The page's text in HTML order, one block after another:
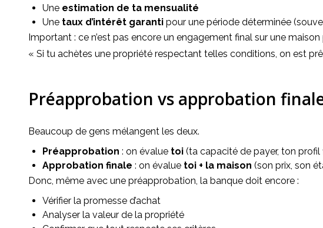
Une estimation de ta mensualité
Une taux d’intérêt garanti pour une période déterminée
Important : ce n’est pas encore un engagement final sur une
« Si tu achètes une propriété respectant telles conditions, on est
Préapprobation vs approbation
Beaucoup de gens mélangent les deux.
Préapprobation : on évalue toi (ta capacité de payer, ton profil
Approbation finale : on évalue toi + la maison (son prix, son
Donc, même avec une préapprobation, la banque doit encore :
Vérifier la promesse d’achat
Analyser la valeur de la propriété